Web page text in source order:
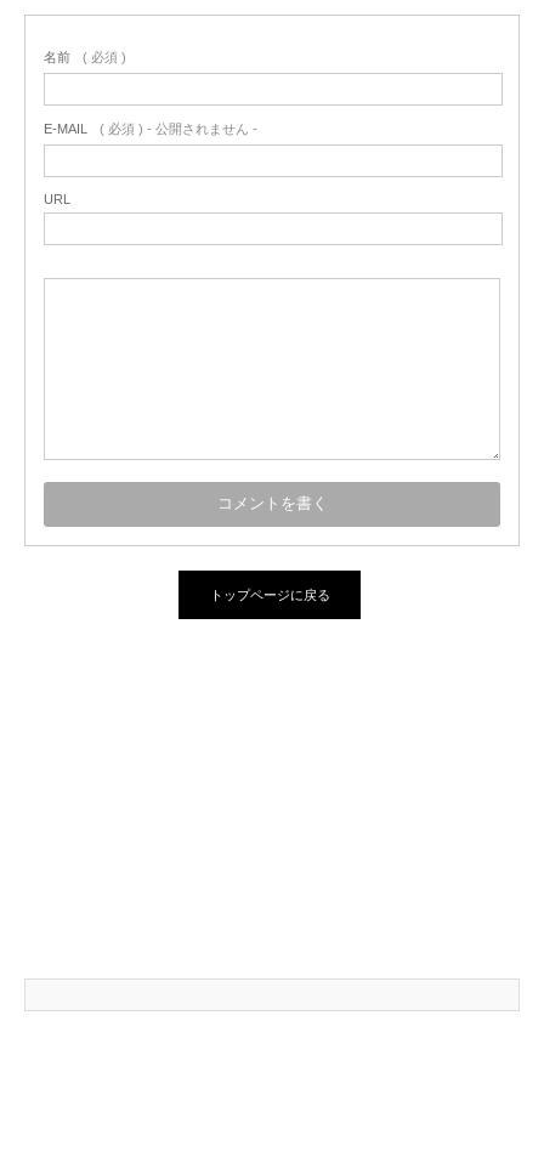
名前 ( 必須 )
E-MAIL ( 必須 ) - 公開されません -
URL
トップページに戻る